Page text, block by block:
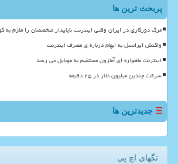
پربحث ترین ها
مرگ دورکاری در ایران وقتی اینترنت ناپایدار متخصصان را ملزم به
واکنش ایرانسل به ابهام درباره ی مصرف اینترنت
اینترنت ماهواره ای آمازون مستقیم به موبایل می رسد
سرقت چندین میلیون دلار در ۲۵ دقیقه
جدیدترین ها
تگهای اچ پی